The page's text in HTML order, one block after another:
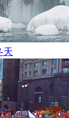
天